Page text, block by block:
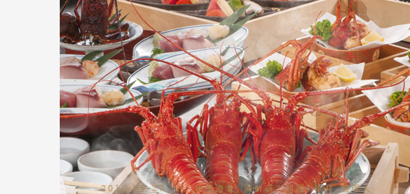
2016-09-27 by伊勢海老 海鮮蒸し料理 華月_管理人